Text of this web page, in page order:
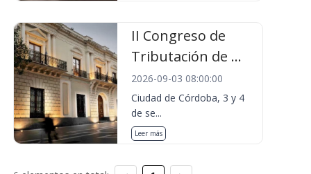
II Congreso de
Tributación de ...
2026-09-03 08:00:00
Ciudad de Córdoba, 3 y 4
de se...
Leer más